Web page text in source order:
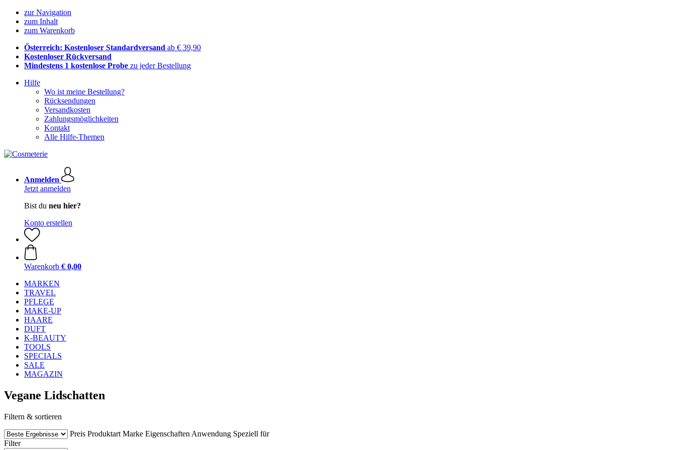
zur Navigation
zum Inhalt
zum Warenkorb
Österreich: Kostenloser Standardversand ab € 39,90
Kostenloser Rückversand
Mindestens 1 kostenlose Probe zu jeder Bestellung
Hilfe
Wo ist meine Bestellung?
Rücksendungen
Versandkosten
Zahlungsmöglichkeiten
Kontakt
Alle Hilfe-Themen
Anmelden
Jetzt anmelden
Bist du neu hier?
Konto erstellen
Warenkorb € 0,00
MARKEN
TRAVEL
PFLEGE
MAKE-UP
HAARE
DUFT
K-BEAUTY
TOOLS
SPECIALS
SALE
MAGAZIN
Vegane Lidschatten
Filtern & sortieren
Preis Produktart Marke Eigenschaften Anwendung Speziell für
Filter